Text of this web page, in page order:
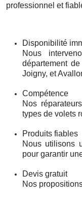
professionnel et
Disponibilité
Nous
département
Joigny, et
Compétence
Nos
types de volets
Produits fiables
Nous utilisons
pour garantir
Devis gratuit
Nos